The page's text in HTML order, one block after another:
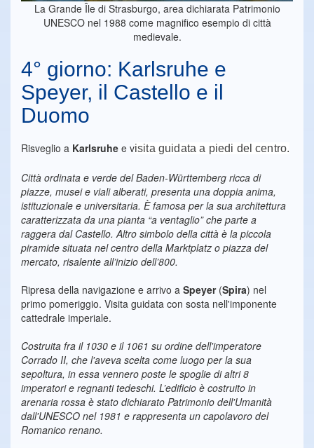
La Grande Île di Strasburgo, area dichiarata Patrimonio
UNESCO nel 1988 come magnifico esempio di città
medievale.
4° giorno: Karlsruhe e
Speyer, il Castello e il
Duomo
Risveglio a Karlsruhe e visita guidata a piedi del centro.
Città ordinata e verde del Baden-Württemberg ricca di
piazze, musei e viali alberati, presenta una doppia anima,
istituzionale e universitaria. È famosa per la sua architettura
caratterizzata da una pianta “a ventaglio” che parte a
raggera dal Castello. Altro simbolo della città è la piccola
piramide situata nel centro della Marktplatz o piazza del
mercato, risalente all’inizio dell’800.
Ripresa della navigazione e arrivo a Speyer (Spira) nel
primo pomeriggio. Visita guidata con sosta nell'imponente
cattedrale imperiale.
Costruita fra il 1030 e il 1061 su ordine dell'imperatore
Corrado II, che l'aveva scelta come luogo per la sua
sepoltura, in essa vennero poste le spoglie di altri 8
imperatori e regnanti tedeschi. L’edificio è costruito in
arenaria rossa è stato dichiarato Patrimonio dell'Umanità
dall'UNESCO nel 1981 e rappresenta un capolavoro del
Romanico renano.